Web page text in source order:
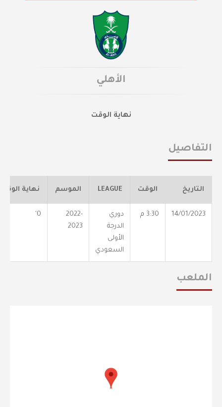
الأهلي
نهاية الوقت
التفاصيل
التاريخ الوقت LEAGUE الموسم نهاية الوقت
14/01/2023 3:30 م
دوري
الدرجة
الأولى
السعودي
2022-
2023
0'
الملعب